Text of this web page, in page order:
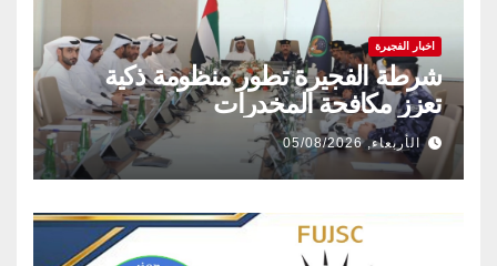
اخبار الفجيرة
شرطة الفجيرة تطور منظومة ذكية
تعزز مكافحة المخدرات
الأربعاء, 05/08/2026